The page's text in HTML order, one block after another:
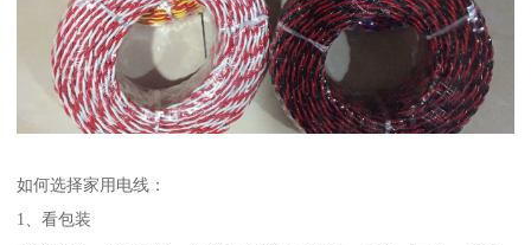
如何选择家用电线：
1、看包装